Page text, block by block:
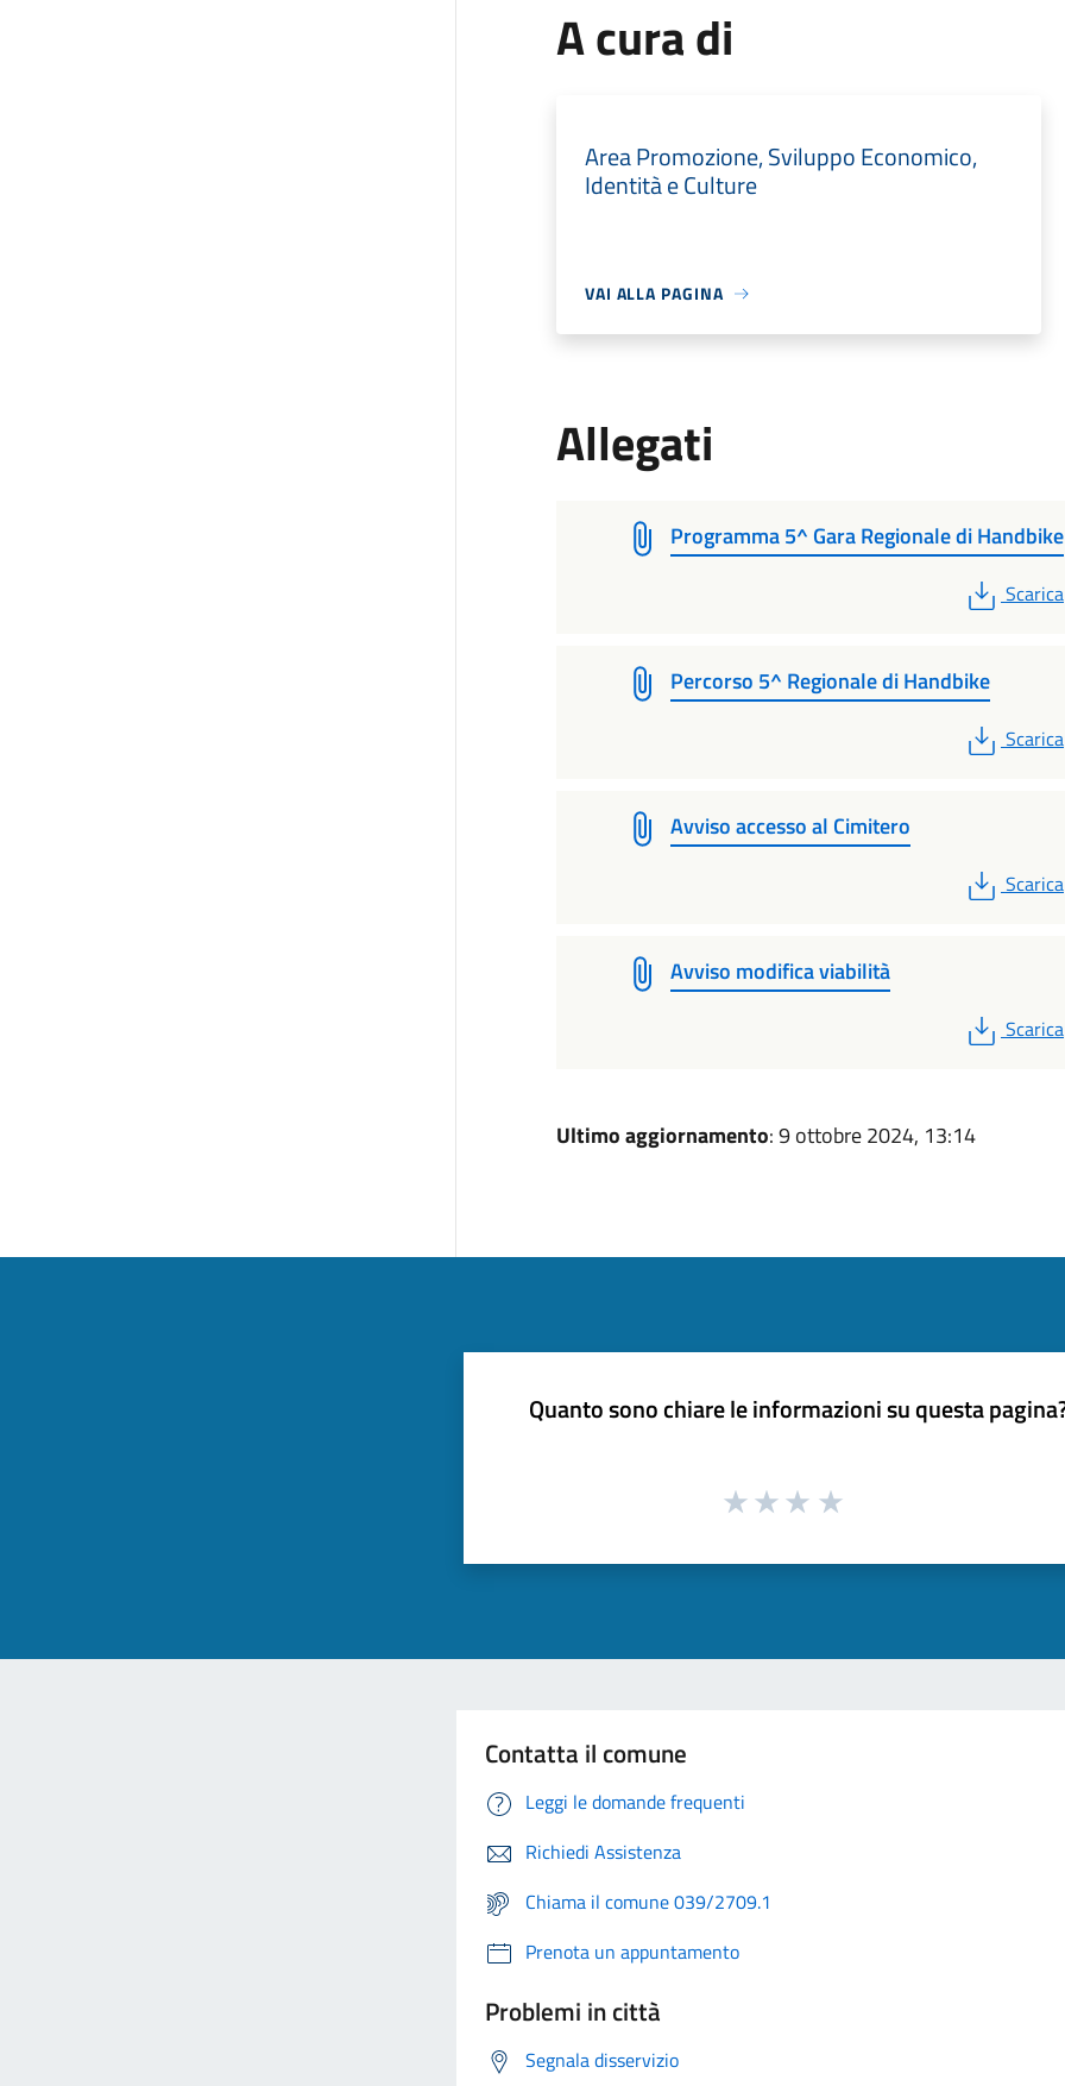
A cura di
Area Promozione, Sviluppo Economico,
Identità e Culture
VAI ALLA PAGINA
Allegati
Programma 5^ Gara Regionale di Handbike
PDF
Scarica
Percorso 5^ Regionale di Handbike
PDF
Scarica
Avviso accesso al Cimitero
PDF
Scarica
Avviso modifica viabilità
PDF
Scarica
Ultimo aggiornamento: 9 ottobre 2024, 13:14
Quanto sono chiare le informazioni su questa
Contatta il comune
Leggi le domande frequenti
Richiedi Assistenza
Chiama il comune 039/2709.1
Prenota un appuntamento
Problemi in città
Segnala disservizio